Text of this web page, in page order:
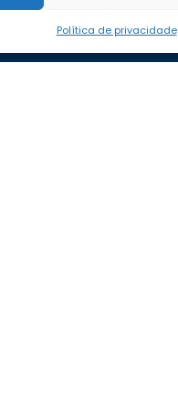
Política de privacidade